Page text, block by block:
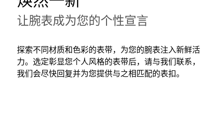
让腕表成为您的个性宣言
探索不同材质和色彩的表带，为您的腕表注入新鲜活
力。选定彰显您个人风格的表带后，请与我们联系，
我们会尽快回复并为您提供与之相匹配的表扣。